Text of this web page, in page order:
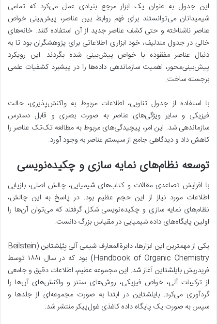
این جدول به عنوان یک ابزار مرجع بنیادی عمل می‌کرد که تمامی
شیمیدانان می‌توانستند برای فهم روابط بین عناصر، پیش‌بینی خواص
عناصر ناشناخته و حتی کشف عناصر جدید از آن استفاده کنند. خانه‌های
خالی در جدول مندلیف، خود ابزاری اطلاعاتی برای پژوهشگران بود تا به
دنبال عناصر مفقوده با خواص پیش‌بینی شده بگردند. این رویکرد
پیش‌بینی‌محور، اهمیت سازماندهی داده‌ها را در پیشبرد کشفیات علمی
برجسته ساخت.
با استفاده از جدول تناوبی، اطلاعات مربوط به واکنش‌پذیری، حالت
فیزیکی و سایر ویژگی‌های عناصر به صورت بصری و قابل دسترس
سازماندهی شد. این امر، پیچیدگی‌های مربوط به مطالعه تک‌تک عناصر را
کاهش داد و دیدگاهی جامع از سیستم عناصر به وجود آورد.
توسعه نظام‌های نمایه سازی و چکیده‌نویسی
با افزایش تصاعدی مقالات و کتاب‌های شیمیایی، چالش اصلی، بازیابی
اطلاعات مورد نیاز از این حجم عظیم بود. در پاسخ به این چالش،
نظام‌های نمایه سازی و چکیده‌نویسی شکل گرفتند که می‌توان آن‌ها را
اولین پایگاه‌های داده شیمیایی در مقیاس بزرگ دانست.
یکی از مهمترین این ابزارها، دایرةالمعارف شیمی آلی بِیْلِشتاین (Beilstein
Handbook of Organic Chemistry) بود که در سال ۱۸۸۱ توسط
فریدریش بایلشتاین آغاز شد. این مجموعه عظیم، اطلاعات دقیق و جامعی
از ترکیبات آلی، خواص فیزیکی، روش‌های سنتز و واکنش‌های آن‌ها را
گردآوری می‌کرد. بایلشتاین در ابتدا به صورت مجموعه‌ای از جلدها و
سپس به صورت یک پایگاه داده کاغذی غول‌پیکر منتشر شد.